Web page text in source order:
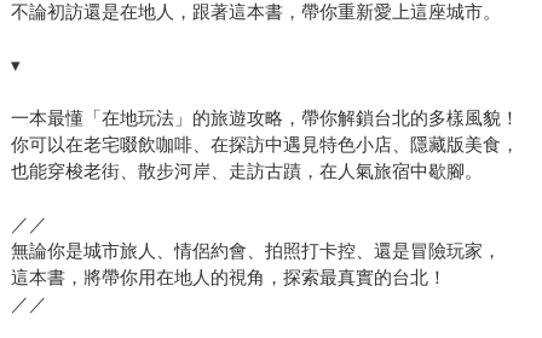
不論初訪還是在地人，跟著這本書，帶你重新愛上這座城市。
▾
一本最懂「在地玩法」的旅遊攻略，帶你解鎖台北的多樣風貌！
你可以在老宅啜飲咖啡、在探訪中遇見特色小店、隱藏版美食，
也能穿梭老街、散步河岸、走訪古蹟，在人氣旅宿中歇腳。
／／
無論你是城市旅人、情侶約會、拍照打卡控、還是冒險玩家，
這本書，將帶你用在地人的視角，探索最真實的台北！
／／